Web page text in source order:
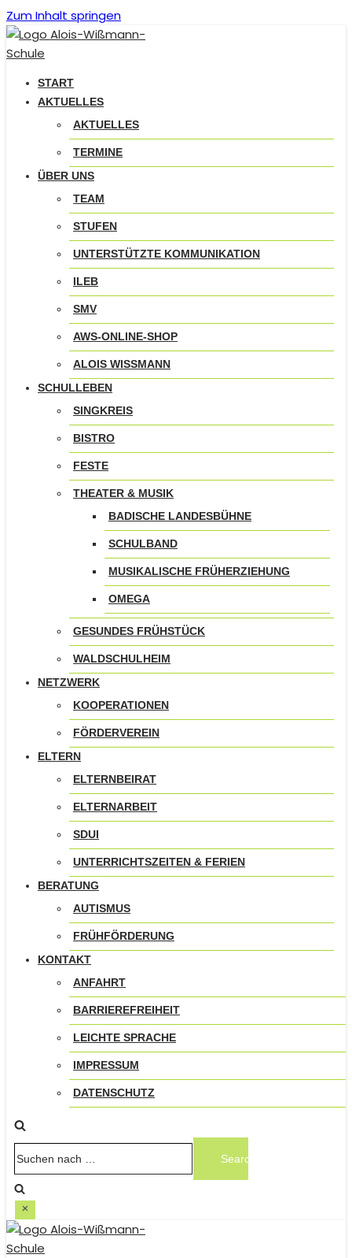
Zum Inhalt springen
START
AKTUELLES
AKTUELLES
TERMINE
ÜBER UNS
TEAM
STUFEN
UNTERSTÜTZTE KOMMUNIKATION
ILEB
SMV
AWS-ONLINE-SHOP
ALOIS WISSMANN
SCHULLEBEN
SINGKREIS
BISTRO
FESTE
THEATER & MUSIK
BADISCHE LANDESBÜHNE
SCHULBAND
MUSIKALISCHE FRÜHERZIEHUNG
OMEGA
GESUNDES FRÜHSTÜCK
WALDSCHULHEIM
NETZWERK
KOOPERATIONEN
FÖRDERVEREIN
ELTERN
ELTERNBEIRAT
ELTERNARBEIT
SDUI
UNTERRICHTSZEITEN & FERIEN
BERATUNG
AUTISMUS
FRÜHFÖRDERUNG
KONTAKT
ANFAHRT
BARRIEREFREIHEIT
LEICHTE SPRACHE
IMPRESSUM
DATENSCHUTZ
Suchen
nach …